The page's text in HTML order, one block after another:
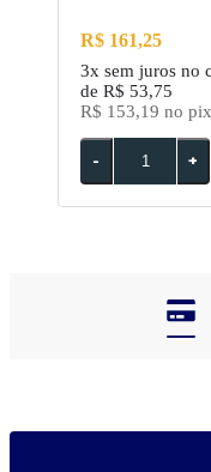
R$ 161,25
3x sem juros no
de R$ 53,75
R$ 153,19 no pix
- +